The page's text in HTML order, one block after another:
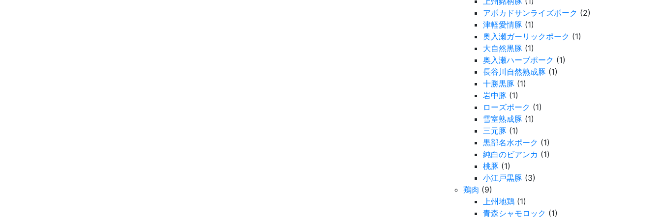
アボカドサンライズポーク (2)
津軽愛情豚 (1)
奥入瀬ガーリックポーク (1)
大自然黒豚 (1)
奥入瀬ハーブポーク (1)
長谷川自然熟成豚 (1)
十勝黒豚 (1)
岩中豚 (1)
ローズポーク (1)
雪室熟成豚 (1)
三元豚 (1)
黒部名水ポーク (1)
純白のビアンカ (1)
桃豚 (1)
小江戸黒豚 (3)
鶏肉 (9)
上州地鶏 (1)
青森シャモロック (1)